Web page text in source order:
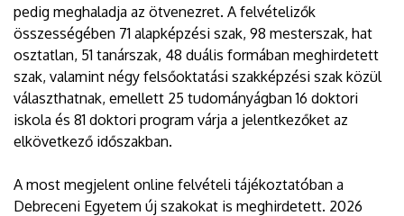
pedig meghaladja az ötvenezret. A felvételizők
összességében 71 alapképzési szak, 98 mesterszak, hat
osztatlan, 51 tanárszak, 48 duális formában meghirdetett
szak, valamint négy felsőoktatási szakképzési szak közül
választhatnak, emellett 25 tudományágban 16 doktori
iskola és 81 doktori program várja a jelentkezőket az
elkövetkező időszakban.
A most megjelent online felvételi tájékoztatóban a
Debreceni Egyetem új szakokat is meghirdetett. 2026